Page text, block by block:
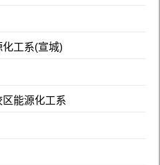
工系(宣城)
能源化工系